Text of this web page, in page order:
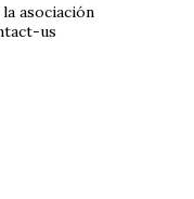
asociación
us